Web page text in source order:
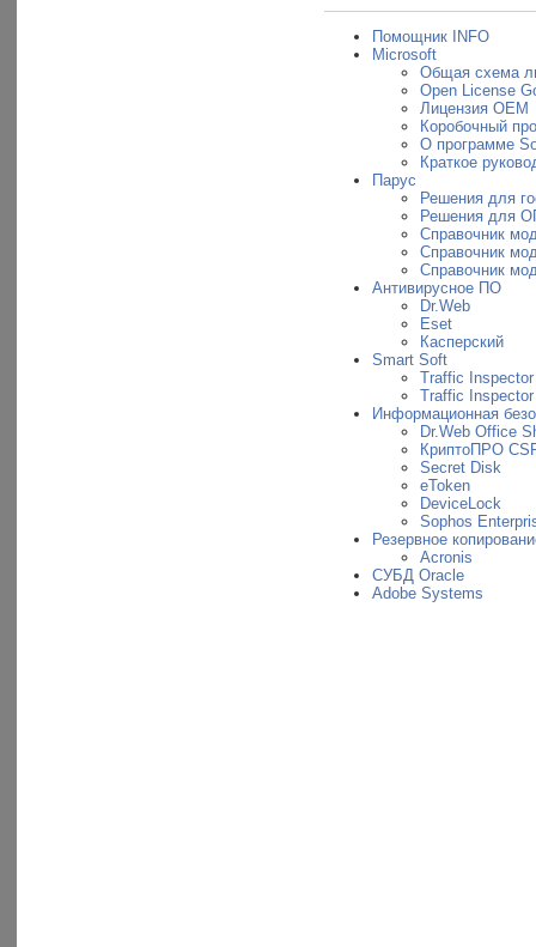
Помощник INFO
Microsoft
Общая схема
Open License
Лицензия OEM
Коробочный
О программе
Краткое
Парус
Решения для
Решения для
Справочник
Справочник
Справочник
Антивирусное ПО
Dr.Web
Eset
Касперский
Smart Soft
Traffic Inspector
Traffic
Информационная
Dr.Web Office
КриптоПРО
Secret Disk
eToken
DeviceLock
Sophos
Резервное
Acronis
СУБД Oracle
Adobe Systems